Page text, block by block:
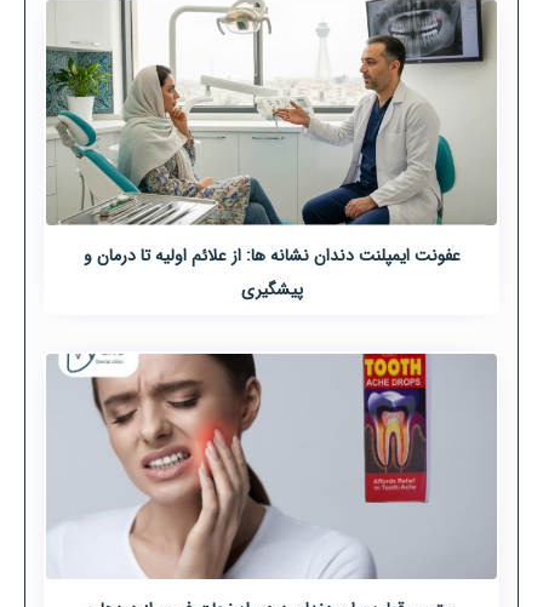
عفونت ایمپلنت دندان نشانه ها: از علائم اولیه تا درمان و
پیشگیری